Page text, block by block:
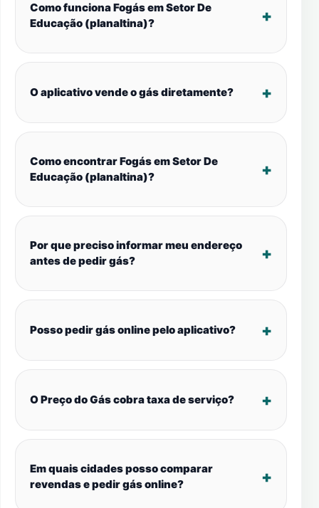
Como funciona Fogás em Setor De
Educação (planaltina)?
O aplicativo vende o gás diretamente?
Como encontrar Fogás em Setor De
Educação (planaltina)?
Por que preciso informar meu endereço
antes de pedir gás?
Posso pedir gás online pelo aplicativo?
O Preço do Gás cobra taxa de serviço?
Em quais cidades posso comparar
revendas e pedir gás online?